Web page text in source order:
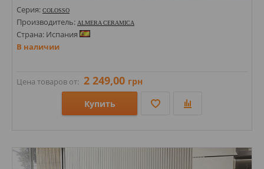
Серия: COLOSSO
Производитель: ALMERA CERAMICA
Страна: Испания
В наличии
Цена товаров от: 2 249,00 грн
Купить
Стили: Под травертин;
Цвета: